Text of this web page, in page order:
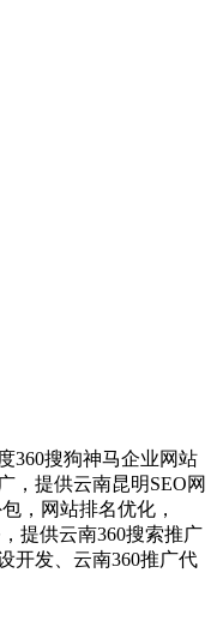
360搜狗神马企业网站
，提供云南昆明SEO网
，网站排名优化，
提供云南360搜索推广
开发、云南360推广代